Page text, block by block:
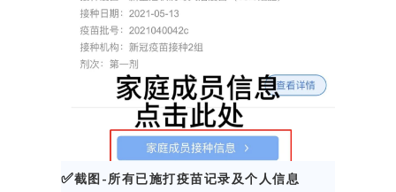
✅截图-所有已施打疫苗记录及个人信息